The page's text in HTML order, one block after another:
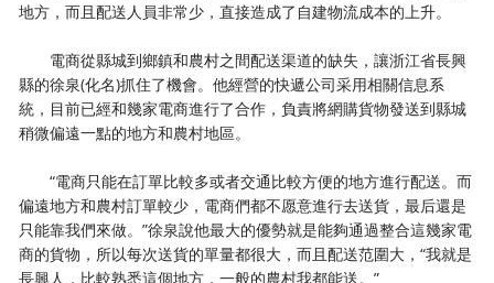
地方，而且配送人員非常少，直接造成了自建物流成本的上升。
電商從縣城到鄉鎮和農村之間配送渠道的缺失，讓浙江省長興
縣的徐泉(化名)抓住了機會。他經營的快遞公司采用相關信息系
統，目前已經和幾家電商進行了合作，負責將網購貨物發送到縣城
稍微偏遠一點的地方和農村地區。
“電商只能在訂單比較多或者交通比較方便的地方進行配送。而
偏遠地方和農村訂單較少，電商們都不愿意進行去送貨，最后還是
只能靠我們來做。”徐泉說他最大的優勢就是能夠通過整合這幾家電
商的貨物，所以每次送貨的單量都很大，而且配送范圍大，“我就是
長興人，比較熟悉這個地方，一般的農村我都能送。”